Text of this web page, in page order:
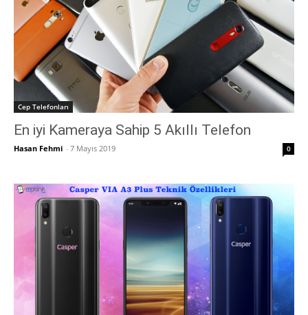
Cep Telefonları
En iyi Kameraya Sahip 5 Akıllı Telefon
Hasan Fehmi - 7 Mayıs 2019 0